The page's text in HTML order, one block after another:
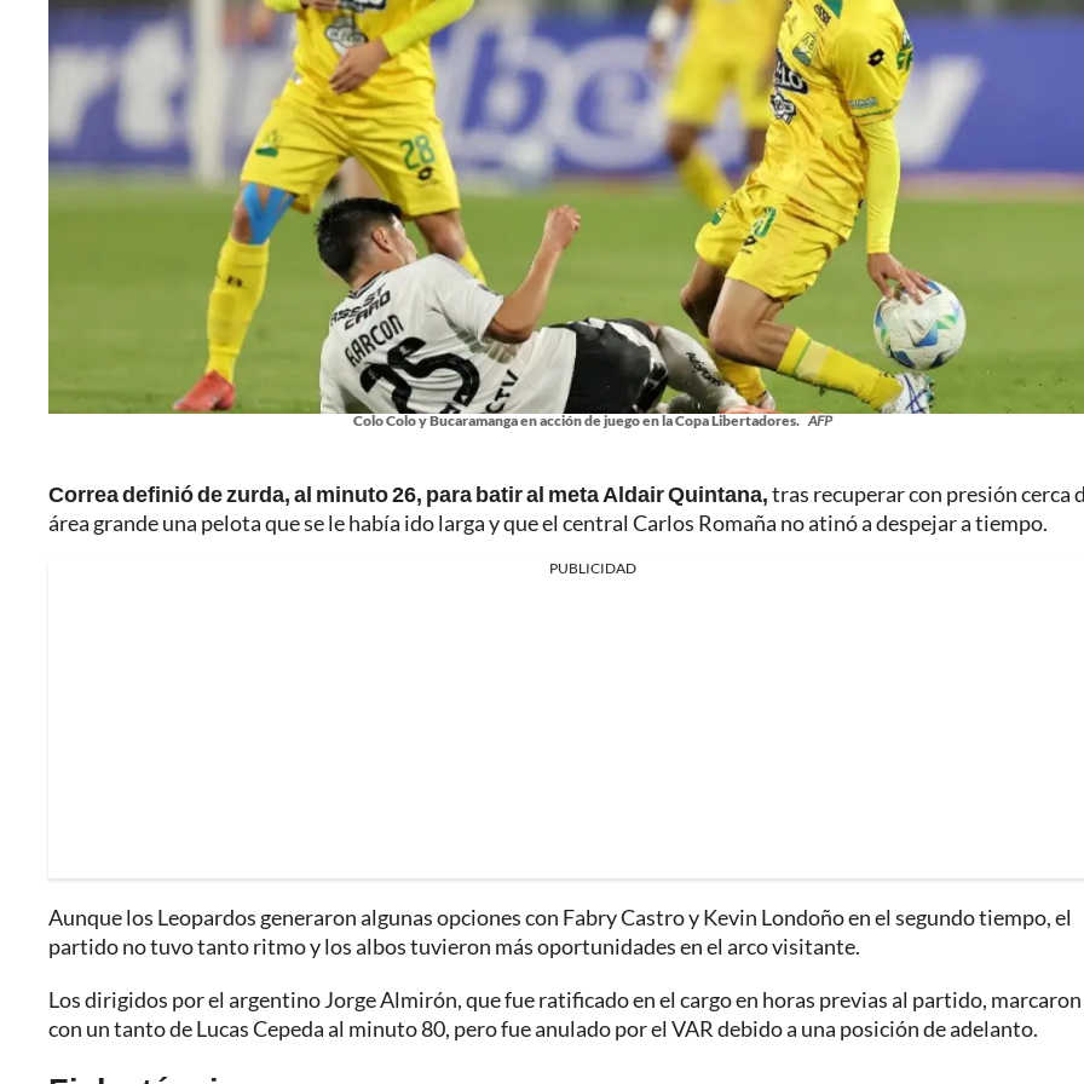
Colo Colo y Bucaramanga en acción de juego en la Copa Libertadores. AFP
Correa definió de zurda, al minuto 26, para batir al meta Aldair Quintana,tras recuperar con presión cerca
área grande una pelota que se le había ido larga y que el central Carlos Romaña no atinó a despejar a tiempo.
PUBLICIDAD
Aunque los Leopardos generaron algunas opciones con Fabry Castro y Kevin Londoño en el segundo tiempo, el
partido no tuvo tanto ritmo y los albos tuvieron más oportunidades en el arco visitante.
Los dirigidos por el argentino Jorge Almirón, que fue ratificado en el cargo en horas previas al partido,
con un tanto de Lucas Cepeda al minuto 80, pero fue anulado por el VAR debido a una posición de adelanto.